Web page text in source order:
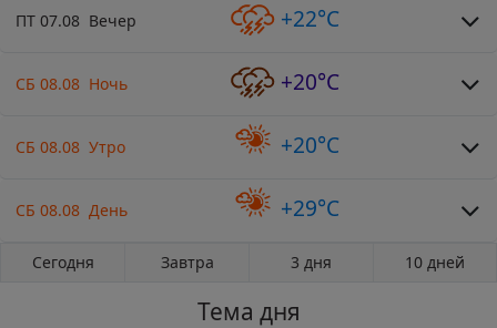
ПТ 07.08 Вечер +22°C
СБ 08.08 Ночь +20°C
СБ 08.08 Утро +20°C
СБ 08.08 День +29°C
Сегодня Завтра 3 дня 10 дней
Тема дня